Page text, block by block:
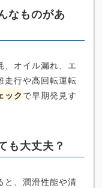
なものがあ
、オイル漏れ、エ
走行や高回転運転
ック で早期発見す
も大丈夫？
と、潤滑性能や清